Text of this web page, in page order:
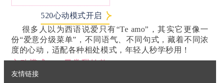
级
ꄷ
一
对
一
程
520心动模式开启
很多人以为西语说爱只有“Te amo”，其实它更像一
份“爱意分级菜单”，不同语气、不同句式，藏着不同浓
度的心动，适配各种相处模式，年轻人秒学秒用！
心动模式1 - 日常甜妹款
友情链接